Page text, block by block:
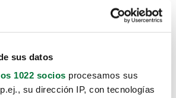
sus datos
1022 socios procesamos sus
su dirección IP, con tecnologías